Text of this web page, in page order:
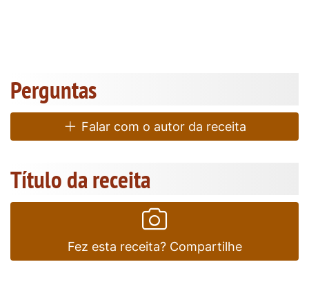
Perguntas
Falar com o autor da receita
Título da receita
Fez esta receita? Compartilhe